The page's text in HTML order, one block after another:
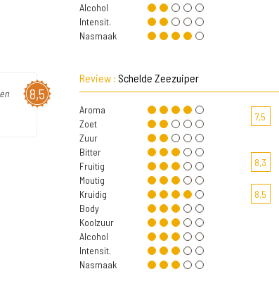
Alcohol
Intensit.
Nasmaak
8,5
Review : Schelde Zeezuiper
Aroma
Zoet
Zuur
Bitter
Fruitig
Moutig
Kruidig
Body
Koolzuur
Alcohol
Intensit.
Nasmaak
7,5
8,3
8,5